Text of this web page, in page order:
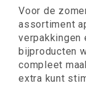
Voor de
assortiment
verpakkingen
bijproducten
compleet
extra kunt